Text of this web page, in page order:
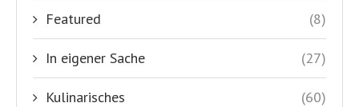
Featured (8)
In eigener Sache (27)
Kulinarisches (60)